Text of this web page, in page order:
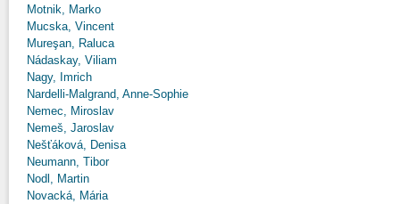
Motnik, Marko
Mucska, Vincent
Mureşan, Raluca
Nádaskay, Viliam
Nagy, Imrich
Nardelli-Malgrand, Anne-Sophie
Nemec, Miroslav
Nemeš, Jaroslav
Nešťáková, Denisa
Neumann, Tibor
Nodl, Martin
Novacká, Mária